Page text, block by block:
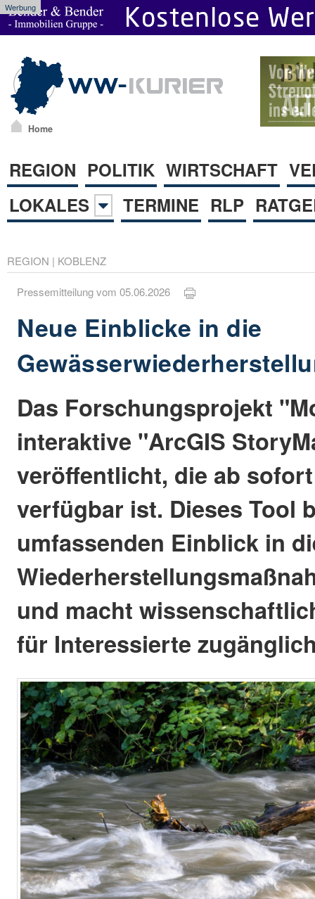
Werbung
Home
REGION POLITIK WIRTSCHAFT
LOKALES
TERMINE RLP
REGION | KOBLENZ
Pressemitteilung vom 05.06.2026
Neue Einblicke in die
Das Forschungsprojekt
interaktive "ArcGIS
veröffentlicht, die ab
verfügbar ist. Dieses Tool
umfassenden Einblick in
und macht
für Interessierte